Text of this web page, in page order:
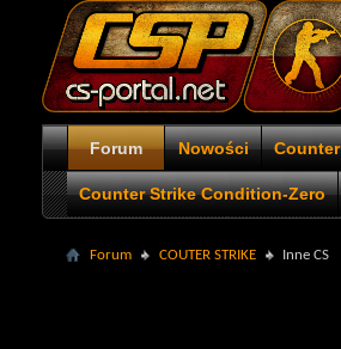
Forum Nowości
Counter Strike Condition-Zero
Forum COUTER STRIKE Inne CS